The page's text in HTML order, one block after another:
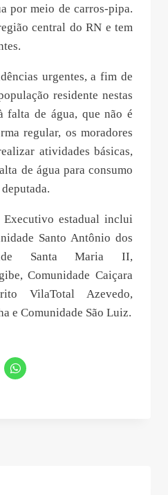
por meio de carros-pipa.
central do RN e tem
urgentes, a fim de
residente nestas
falta de água, que não é
regular, os moradores
atividades básicas,
de água para consumo
Executivo estadual inclui
Santo Antônio dos
Santa Maria II,
Comunidade Caiçara
VilaTotal Azevedo,
e Comunidade São Luiz.